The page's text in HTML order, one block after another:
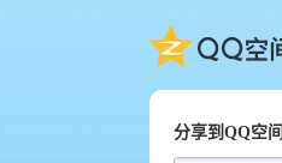
QQ空间
分享到QQ空